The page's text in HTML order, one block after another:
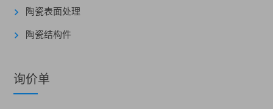
陶瓷表面处理
陶瓷结构件
询价单